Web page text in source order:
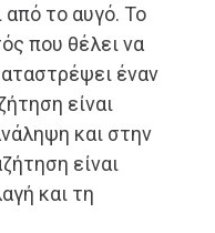
από το αυγό. Το
που θέλει να
έναν
είναι
και στην
είναι
και τη